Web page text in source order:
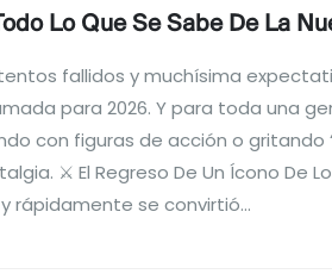
Lo Que Se Sabe De La
fallidos y muchísima
para 2026. Y para toda una
con figuras de acción o gritando
⚔️ El Regreso De Un Ícono De
rápidamente se convirtió...